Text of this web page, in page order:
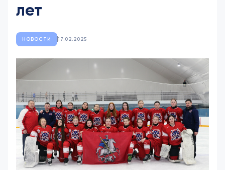
лет
НОВОСТИ 17.02.2025